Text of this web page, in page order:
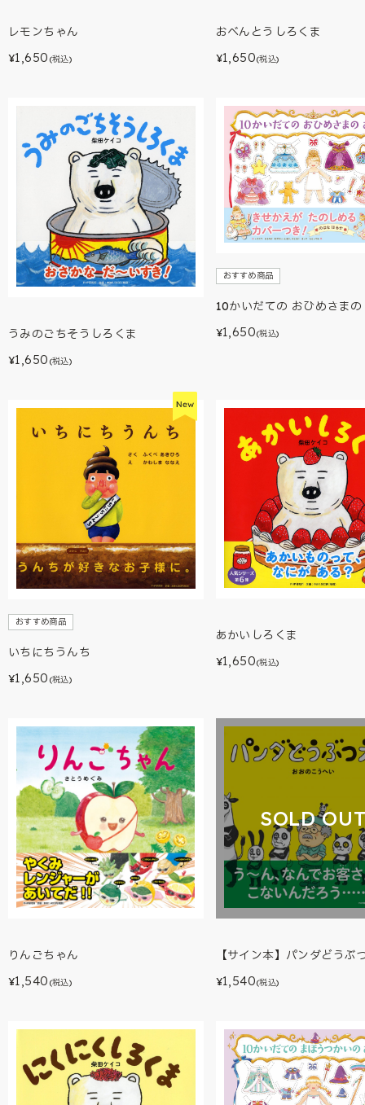
レモンちゃん
¥1,650 (税込)
おべんとうしろくま
¥1,650(税込)
うみのごちそうしろくま
¥1,650 (税込)
おすすめ商品
10かいだての おひめさま
¥1,650(税込)
おすすめ商品
いちにちうんち
¥1,650 (税込)
あかいしろくま
¥1,650(税込)
りんごちゃん
¥1,540 (税込)
SOLD
【サイン本】パンダどうぶ
¥1,540(税込)